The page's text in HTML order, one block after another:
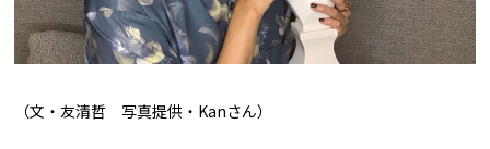
（文・友清哲 写真提供・Kanさん）